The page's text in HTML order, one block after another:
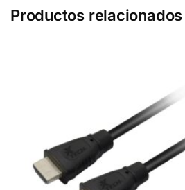
Productos relacionados